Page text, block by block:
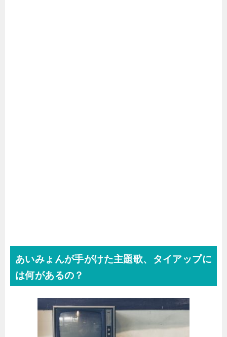
あいみょんが手がけた主題歌、タイアップに
は何があるの？